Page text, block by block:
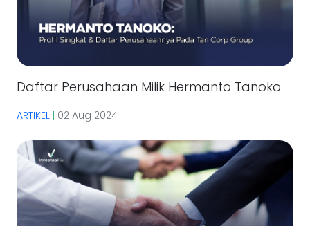
Daftar Perusahaan Milik Hermanto Tanoko
ARTIKEL 02 Aug 2024